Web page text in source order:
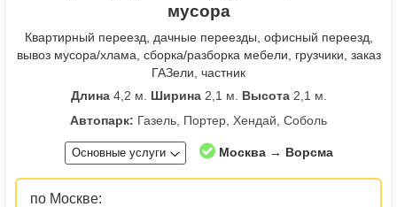
мусора
Квартирный переезд, дачные переезды, офисный переезд,
вывоз мусора/хлама, сборка/разборка мебели, грузчики, заказ
ГАЗели, частник
Длина4,2 м. Ширина2,1 м. Высота2,1 м.
Автопарк: Газель, Портер, Хендай, Соболь
Основные услуги Москва → Ворсма
по Москве: